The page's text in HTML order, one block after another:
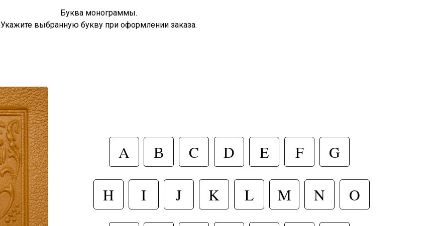
Буква монограммы.
Укажите выбранную букву при оформлении заказа.
В C E
D
A F G
I
H J K L M N O